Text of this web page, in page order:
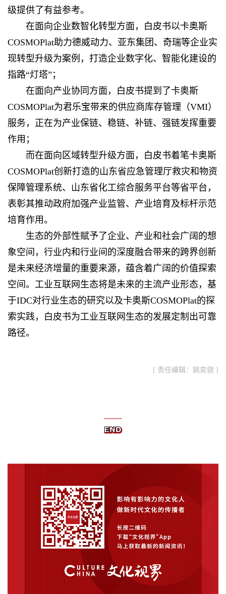
级提供了有益参考。
在面向企业数智化转型方面，白皮书以卡奥斯
COSMOPlat助力德威动力、亚东集团、奇瑞等企业实
现转型升级为案例，打造企业数字化、智能化建设的
指路“灯塔”；
在面向产业协同方面，白皮书提到了卡奥斯
COSMOPlat为君乐宝带来的供应商库存管理（VMI）
服务，正在为产业保链、稳链、补链、强链发挥重要
作用；
而在面向区域转型升级方面，白皮书着笔卡奥斯
COSMOPlat创新打造的山东省应急管理厅救灾和物资
保障管理系统、山东省化工综合服务平台等省平台，
表彰其推动政府加强产业监管、产业培育及标杆示范
培育作用。
生态的外部性赋予了企业、产业和社会广阔的想
象空间，行业内和行业间的深度融合带来的跨界创新
是未来经济增量的重要来源，蕴含着广阔的价值探索
空间。工业互联网生态将是未来的主流产业形态，基
于IDC对行业生态的研究以及卡奥斯COSMOPlat的探
索实践，白皮书为工业互联网生态的发展定制出可靠
路径。
[ 责任编辑：姚奕骁 ]